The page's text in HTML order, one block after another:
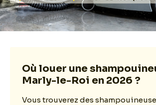
Où louer une
Marly-le-Roi en 2026 ?
Vous trouverez des